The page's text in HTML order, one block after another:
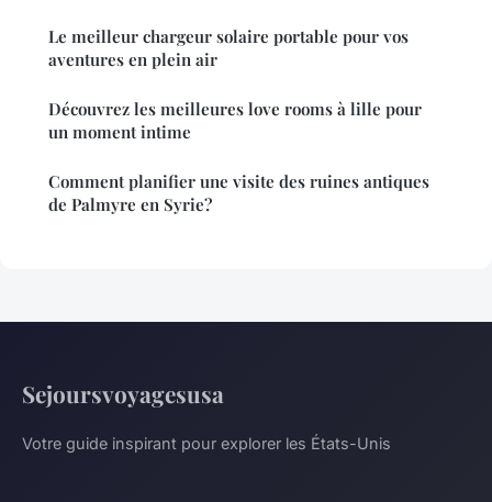
Le meilleur chargeur solaire portable pour vos
aventures en plein air
Découvrez les meilleures love rooms à lille pour
un moment intime
Comment planifier une visite des ruines antiques
de Palmyre en Syrie?
Sejoursvoyagesusa
Votre guide inspirant pour explorer les États-Unis